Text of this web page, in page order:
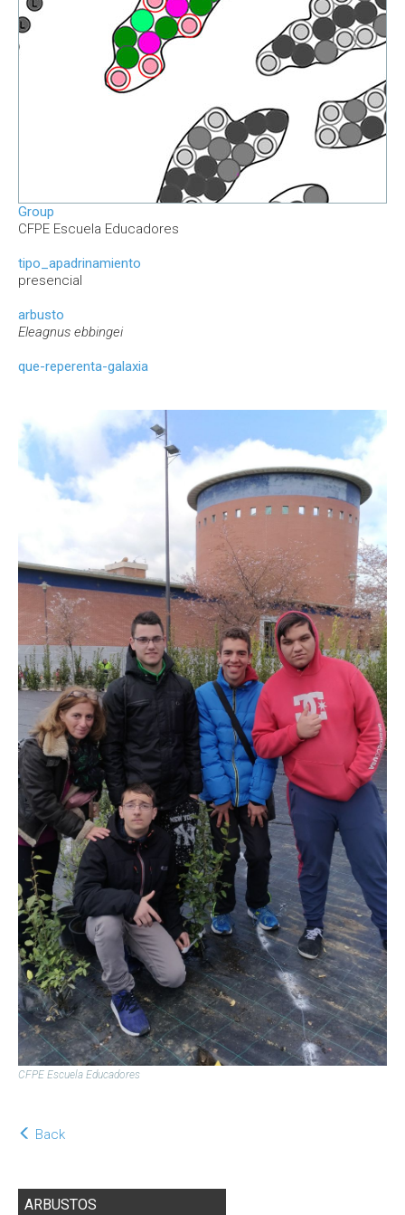
Group
CFPE Escuela Educadores
tipo_apadrinamiento
presencial
arbusto
Eleagnus ebbingei
que-reperenta-galaxia
CFPE Escuela Educadores
Back
ARBUSTOS